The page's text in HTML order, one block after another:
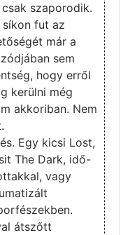
szaporodik.
síkon fut az
már a
sem
hogy erről
kerülni még
akkoriban. Nem
Egy kicsi Lost,
The Dark, idő-
vagy
átszőtt